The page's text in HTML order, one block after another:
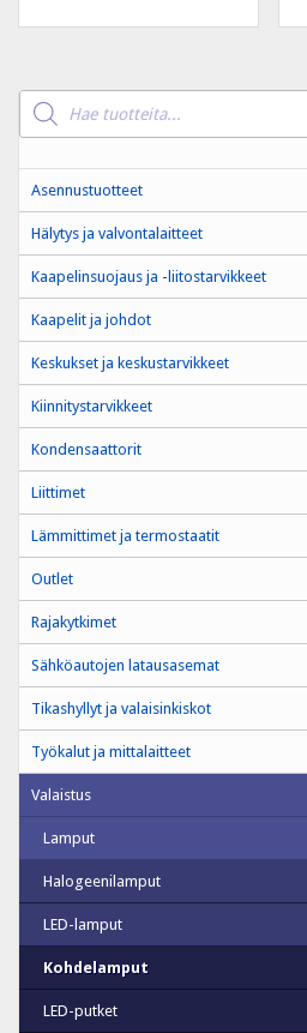
Products
search
Asennustuotteet
Hälytys ja valvontalaitteet
Kaapelinsuojaus ja -liitostarvikkeet
Kaapelit ja johdot
Keskukset ja keskustarvikkeet
Kiinnitystarvikkeet
Kondensaattorit
Liittimet
Lämmittimet ja termostaatit
Outlet
Rajakytkimet
Sähköautojen latausasemat
Tikashyllyt ja valaisinkiskot
Työkalut ja mittalaitteet
Valaistus
Lamput
Halogeenilamput
LED-lamput
Kohdelamput
LED-putket